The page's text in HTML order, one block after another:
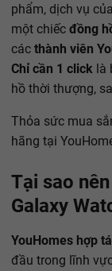
phẩm, dịch vụ
một chiếc đồng
các thành viên
Chỉ cần 1 click là
hồ thời thượng,
Thỏa sức mua
hãng tại
Tại sao
Galaxy
YouHomes hợp
đầu trong lĩnh